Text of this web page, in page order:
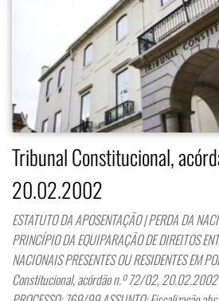
Tribunal Constitucional,
20.02.2002
ESTATUTO DA APOSENTAÇÃO | PERDA DA
PRINCÍPIO DA EQUIPARAÇÃO DE DIREITOS
NACIONAIS PRESENTES OU RESIDENTES EM
Constitucional, acórdão n.º 72/02,